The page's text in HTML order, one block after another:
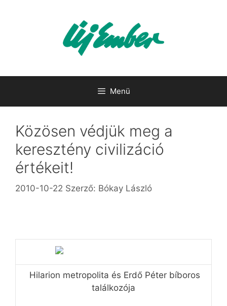
Menü
Közösen védjük meg a
keresztény civilizáció
értékeit!
2010-10-22 Szerző: Bókay László
Hilarion metropolita és Erdő Péter bíboros
találkozója